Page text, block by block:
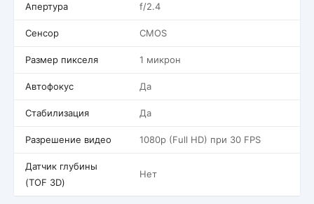
Апертура f/2.4
Сенсор CMOS
Размер пикселя 1 микрон
Автофокус Да
Стабилизация Да
Разрешение видео 1080p (Full HD) при 30 FPS
Датчик глубины
(TOF 3D)
Нет